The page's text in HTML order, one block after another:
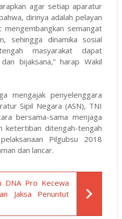
agar setiap aparatur
dirinya adalah pelayan
semangat
sehingga dinamika sosial
masyarakat dapat
bijaksana,” harap Wakil
mengajak penyelenggara
Sipil Negara (ASN), TNI
bersama-sama menjaga
ketertiban ditengah-tengah
Pilgubsu 2018
dan lancar.
DNA Pro Kecewa
Jaksa Penuntut